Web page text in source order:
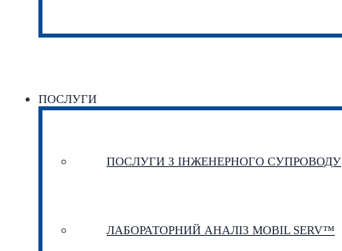
ПОСЛУГИ
ПОСЛУГИ З ІНЖЕНЕРНОГО СУПРОВОДУ
ЛАБОРАТОРНИЙ АНАЛІЗ MOBIL SERV™